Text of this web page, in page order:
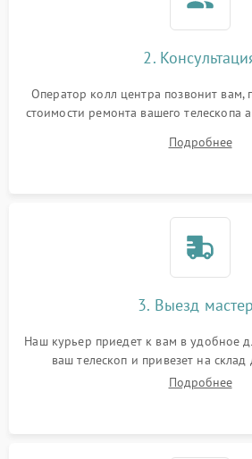
2.
Оператор колл центра позвонит вам,
стоимости ремонта вашего телескопа
Подробнее
3. Выезд
Наш курьер приедет к вам в удобное
ваш телескоп и привезет на склад
Подробнее